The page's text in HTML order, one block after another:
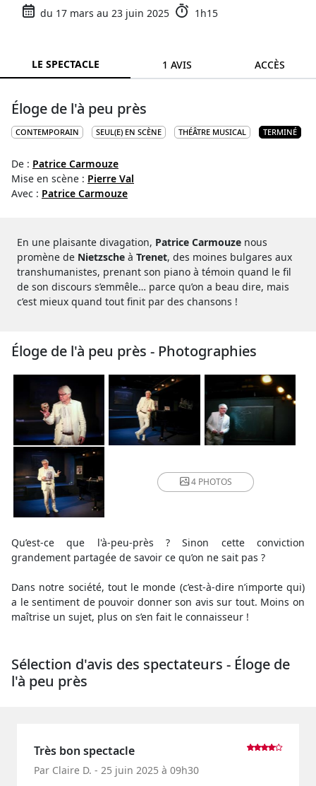
du 17 mars au 23 juin 2025 1h15
LE SPECTACLE 1 AVIS ACCÈS
Éloge de l'à peu près
CONTEMPORAIN SEUL(E) EN SCÈNE THÉÂTRE MUSICAL TERMINÉ
De : Patrice Carmouze
Mise en scène : Pierre Val
Avec : Patrice Carmouze
En une plaisante divagation, Patrice Carmouze nous
promène de Nietzsche à Trenet, des moines bulgares aux
transhumanistes, prenant son piano à témoin quand le fil
de son discours s’emmêle… parce qu’on a beau dire, mais
c’est mieux quand tout finit par des chansons !
Éloge de l'à peu près - Photographies
4 PHOTOS
Qu’est-ce que l'à-peu-près ? Sinon cette conviction
grandement partagée de savoir ce qu’on ne sait pas ?
Dans notre société, tout le monde (c’est-à-dire n’importe qui)
a le sentiment de pouvoir donner son avis sur tout. Moins on
maîtrise un sujet, plus on s’en fait le connaisseur !
Sélection d'avis des spectateurs - Éloge de
l'à peu près
Très bon spectacle
Par Claire D. - 25 juin 2025 à 09h30